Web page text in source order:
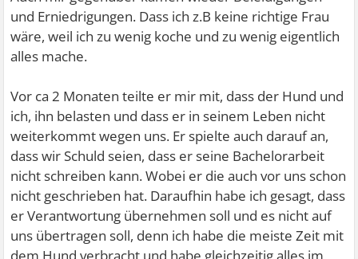
und Erniedrigungen. Dass ich z.B keine richtige Frau
wäre, weil ich zu wenig koche und zu wenig eigentlich
alles mache.
Vor ca 2 Monaten teilte er mir mit, dass der Hund und
ich, ihn belasten und dass er in seinem Leben nicht
weiterkommt wegen uns. Er spielte auch darauf an,
dass wir Schuld seien, dass er seine Bachelorarbeit
nicht schreiben kann. Wobei er die auch vor uns schon
nicht geschrieben hat. Daraufhin habe ich gesagt, dass
er Verantwortung übernehmen soll und es nicht auf
uns übertragen soll, denn ich habe die meiste Zeit mit